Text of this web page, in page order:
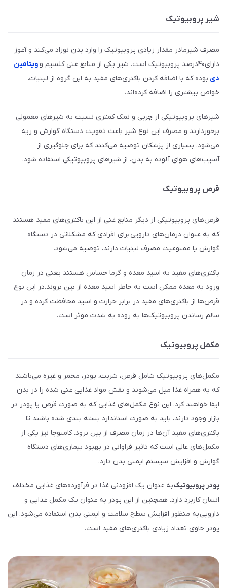
شیر پروبیوتیک
مصرف شیرمادر مقدار زیادی پروبیوتیک را وارد بدن نوزاد می‌کند و آغوز
دارای۴۰درصد پروبیوتیک است. شیر یکی از منابع غنی کلسیم و
ویتامین
دیبوده که با اضافه کردن باکتری‌های مفید به این گروه از لبنیات،
خواص بیشتری را اضافه کرده‌اند.
شیرهای پروبیوتیکی از چربی و نمک کمتری نسبت به شیرهای معمولی
برخوردارند و مصرف این نوع شیر باعث تقویت دستگاه گوارش و ریه
می‌شود. بسیاری از پزشکان توصیه می‌کنند که برای جلوگیری از
آسیب‌های هوای آلوده به بدن، از شیرهای پروبیوتیکی استفاده شود.
قرص پروبیوتیک
قرص‌های پروبیوتیکی از دیگر منابع غنی از این باکتری‌های مفید هستند
که به عنوان درمان‌های دارویی برای افرادی که مشکلاتی در دستگاه
گوارش یا ممنوعیت مصرف لبنیات دارند، توصیه می‌شود.
باکتری‌های مفید به اسید معده و گرما حساس هستند یعنی در زمان
ورود به معده ممکن است به خاطر اسید معده از بین بروند.در این نوع
قرص‌ها از باکتری‌های مفید در برابر حرارت و اسید محافظت کرده و در
سالم رساندن پروبیوتیک‌ها به روده به شدت موثر است.
مکمل پروبیوتیک
مکمل‌های پروبیوتیک شامل قرص، شربت، پودر، مخمر و غیره می‌باشند
که به همراه غذا میل می‌شوند و نقش مواد غذایی غنی شده را در بدن
ایفا خواهند کرد. این نوع مکمل‌های غذایی که به صورت قرص یا پودر در
بازار وجود دارند، باید به صورت استاندارد بسته بندی شده باشند تا
باکتری‌های مفید آن‌ها در زمان مصرف از بین نرود. کامبوجا نیز یکی از
مکمل‌های عالی است که تاثیر فراوانی در بهبود بیماری‌های دستگاه
گوارش و افزایش سیستم ایمنی بدن دارد.
پودر پروبیوتیکبه عنوان یک افزودنی غذا در فرآورده‌های غذایی مختلف
انسان کاربرد دارد. همچنین از این پودر به عنوان یک مکمل غذایی و
دارویی به منظور افزایش سطح سلامت و ایمنی بدن استفاده می‌شود. این
پودر حاوی تعداد زیادی باکتری‌های مفید است.